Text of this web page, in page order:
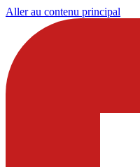
Aller au contenu principal